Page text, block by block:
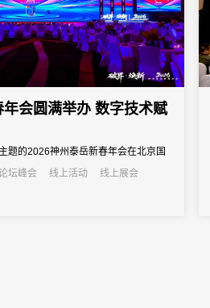
会圆满举办 数字技术赋
题的2026神州泰岳新春年会在北京国
国的1600余名泰岳人齐聚一堂，回望
战略新征程，以"破认知之界、破人效
坛峰会 线上活动
线上展会